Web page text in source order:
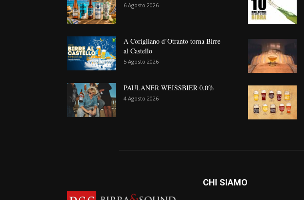
6 Agosto 2026
A Corigliano d’Otranto torna Birre
al Castello
5 Agosto 2026
PAULANER WEISSBIER 0,0%
4 Agosto 2026
CHI SIAMO